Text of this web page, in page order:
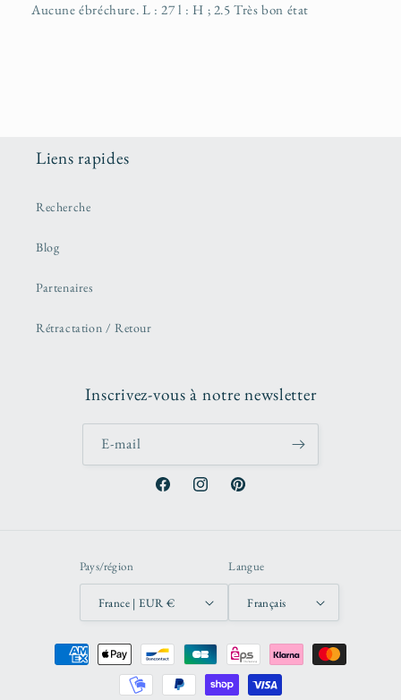
Aucune ébréchure. L : 27 l : H ; 2.5 Très bon état
Liens rapides
Recherche
Blog
Partenaires
Rétractation / Retour
Inscrivez-vous à notre newsletter
E-mail
FacebookInstagramPinterest
Pays/région
France | EUR €
Langue
Français
Moyens